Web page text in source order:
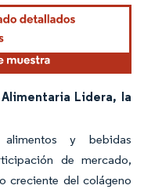
según CC BY 4.0.
Lidera, la
y bebidas
de mercado,
creciente del colágeno